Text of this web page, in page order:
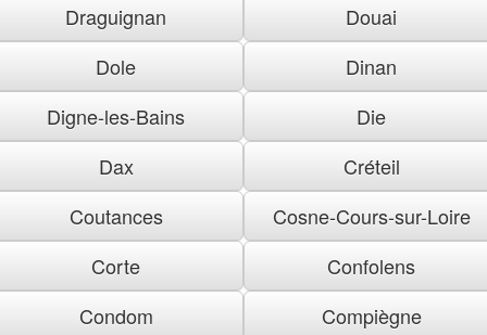
Draguignan
Douai
Dole
Dinan
Digne-les-Bains
Die
Dax
Créteil
Coutances
Cosne-Cours-sur-Loire
Corte
Confolens
Condom
Compiègne